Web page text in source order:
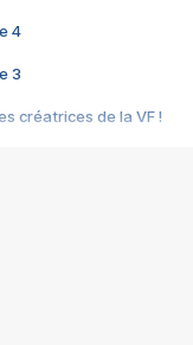
4
3
créatrices de la VF !